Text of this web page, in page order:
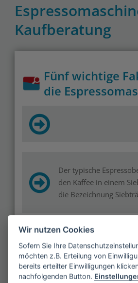
Kaufberatung
Fünf wichtige
die
Der typische
den Kaffee in einem
die Bezeichnung
Espressomaschinen-
elektrischen Pumpe zur
Druckerzeugung haben
ursprünglichen
Wir nutzen Cookies
Sofern Sie Ihre
möchten z.B. Erteilung von
bereits erteilter Einwilligungen
nachfolgenden Button.